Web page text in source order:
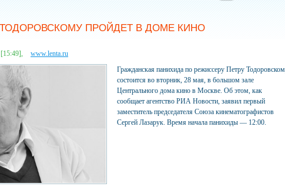
ПРОЙДЕТ В ДОМЕ КИНО
www.lenta.ru
Гражданская панихида по режиссеру Петру
состоится во вторник, 28 мая, в большом зале
Центрального дома кино в Москве. Об этом, как
сообщает агентство РИА Новости, заявил первый
заместитель председателя Союза кинематографистов
Сергей Лазарук. Время начала панихиды — 12:00.